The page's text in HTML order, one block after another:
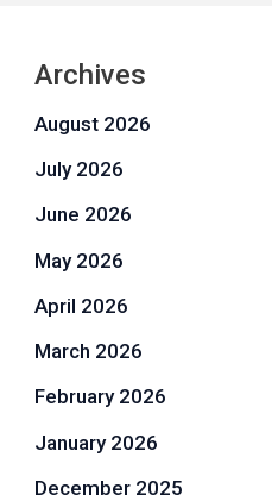
Archives
August 2026
July 2026
June 2026
May 2026
April 2026
March 2026
February 2026
January 2026
December 2025